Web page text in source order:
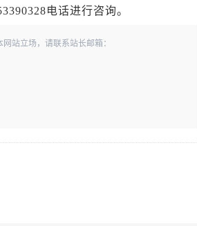
电话进行咨询。
站立场，请联系站长邮箱：